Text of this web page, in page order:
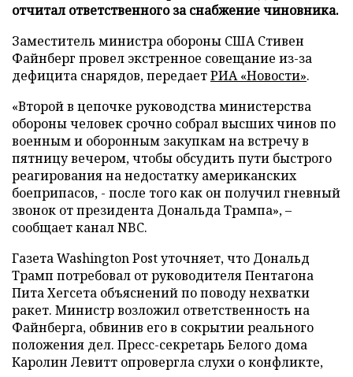
отчитал ответственного за снабжение чиновника.
Заместитель министра обороны США Стивен
Файнберг провел экстренное совещание из-за
дефицита снарядов, передаетРИА «Новости».
«Второй в цепочке руководства министерства
обороны человек срочно собрал высших чинов по
военным и оборонным закупкам на встречу в
пятницу вечером, чтобы обсудить пути быстрого
реагирования на недостатку американских
боеприпасов, - после того как он получил гневный
звонок от президента Дональда Трампа», –
сообщает канал NBC.
Газета Washington Post уточняет, что Дональд
Трамп потребовал от руководителя Пентагона
Пита Хегсета объяснений по поводу нехватки
ракет. Министр возложил ответственность на
Файнберга, обвинив его в сокрытии реального
положения дел. Пресс-секретарь Белого дома
Каролин Левитт опровергла слухи о конфликте,